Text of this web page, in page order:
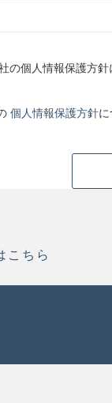
の個人情報保護方針
個人情報保護方針
こちら